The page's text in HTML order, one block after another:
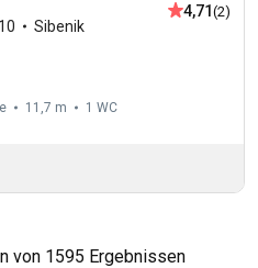
Sibenik
4,71(2)
11,7 m 1 WC
von 1595 Ergebnissen